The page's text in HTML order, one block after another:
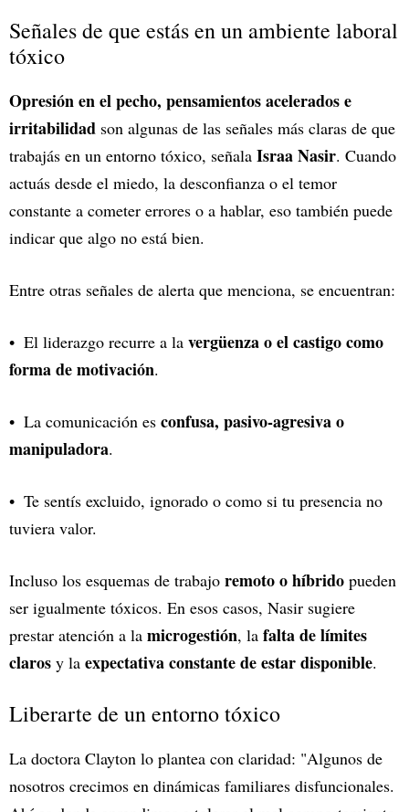
Señales de que estás en un ambiente laboral
tóxico
Opresión en el pecho, pensamientos acelerados e
irritabilidad son algunas de las señales más claras de que
trabajás en un entorno tóxico, señala Israa Nasir. Cuando
actuás desde el miedo, la desconfianza o el temor
constante a cometer errores o a hablar, eso también puede
indicar que algo no está bien.
Entre otras señales de alerta que menciona, se encuentran:
El liderazgo recurre a la vergüenza o el castigo como
forma de motivación.
La comunicación es confusa, pasivo-agresiva o
manipuladora.
Te sentís excluido, ignorado o como si tu presencia no
tuviera valor.
Incluso los esquemas de trabajo remoto o híbrido pueden
ser igualmente tóxicos. En esos casos, Nasir sugiere
prestar atención a la microgestión, la falta de límites
claros y la expectativa constante de estar disponible.
Liberarte de un entorno tóxico
La doctora Clayton lo plantea con claridad: "Algunos de
nosotros crecimos en dinámicas familiares disfuncionales.